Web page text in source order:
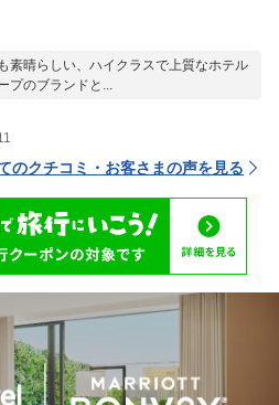
素晴らしい、ハイクラスで上質なホテル
プのブランドと...
のクチコミ・お客さまの声を見る